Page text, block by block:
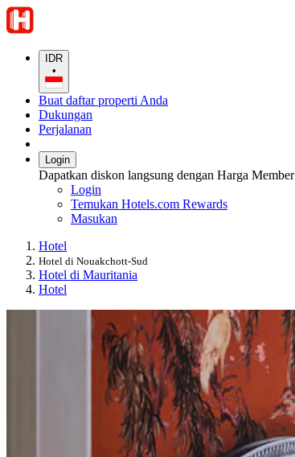
IDR
•
Buat daftar properti Anda
Dukungan
Perjalanan
Login
Dapatkan diskon langsung dengan Harga Member
Login
Temukan Hotels.com Rewards
Masukan
Hotel
Hotel di Nouakchott-Sud
Hotel di Mauritania
Hotel